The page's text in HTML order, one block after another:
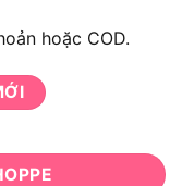
hoặc COD.